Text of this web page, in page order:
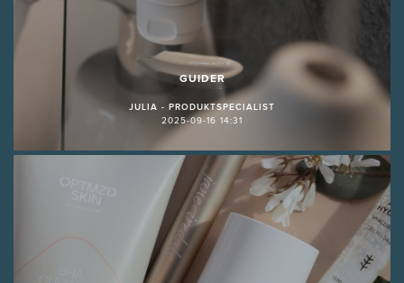
GUIDER
JULIA - PRODUKTSPECIALIST
2025-09-16 14:31